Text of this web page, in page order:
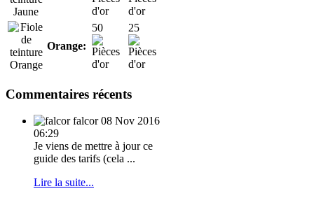
Orange:
50 25
Commentaires récents
falcor 08 Nov 2016
06:29
Je viens de mettre à jour ce
guide des tarifs (cela ...
Lire la suite...